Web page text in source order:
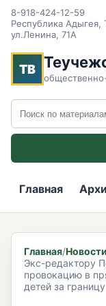
8-918-424-12-59
Республика
ул.Ленина, 71А
ТВ
Поиск по сайту
Главная
Главная/Новости
Экс-редактору
провокацию в
детей за границу